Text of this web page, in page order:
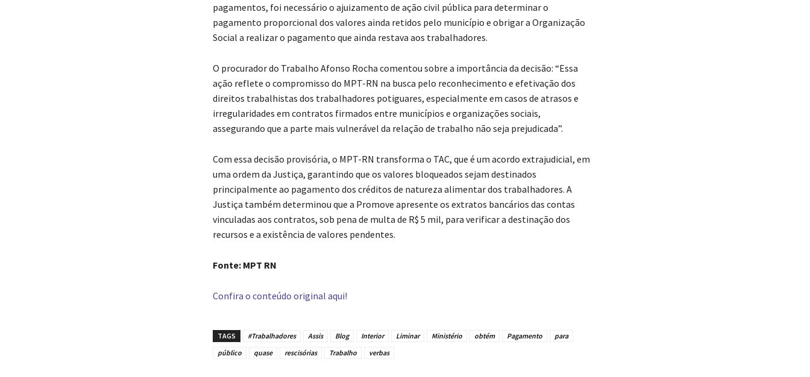
pagamentos, foi necessário o ajuizamento de ação civil pública para determinar o
pagamento proporcional dos valores ainda retidos pelo município e obrigar a Organização
Social a realizar o pagamento que ainda restava aos trabalhadores.
O procurador do Trabalho Afonso Rocha comentou sobre a importância da decisão: “Essa
ação reflete o compromisso do MPT-RN na busca pelo reconhecimento e efetivação dos
direitos trabalhistas dos trabalhadores potiguares, especialmente em casos de atrasos e
irregularidades em contratos firmados entre municípios e organizações sociais,
assegurando que a parte mais vulnerável da relação de trabalho não seja prejudicada”.
Com essa decisão provisória, o MPT-RN transforma o TAC, que é um acordo extrajudicial, em
uma ordem da Justiça, garantindo que os valores bloqueados sejam destinados
principalmente ao pagamento dos créditos de natureza alimentar dos trabalhadores. A
Justiça também determinou que a Promove apresente os extratos bancários das contas
vinculadas aos contratos, sob pena de multa de R$ 5 mil, para verificar a destinação dos
recursos e a existência de valores pendentes.
Fonte: MPT RN
Confira o conteúdo original aqui!
TAGS #Trabalhadores Assis Blog Interior Liminar Ministério obtém Pagamento
para
público
quase rescisórias Trabalho verbas